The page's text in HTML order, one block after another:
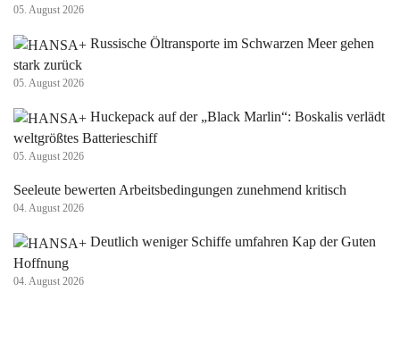
05. August 2026
Russische Öltransporte im Schwarzen Meer gehen
stark zurück
05. August 2026
Huckepack auf der „Black Marlin“: Boskalis verlädt
weltgrößtes Batterieschiff
05. August 2026
Seeleute bewerten Arbeitsbedingungen zunehmend kritisch
04. August 2026
Deutlich weniger Schiffe umfahren Kap der Guten
Hoffnung
04. August 2026